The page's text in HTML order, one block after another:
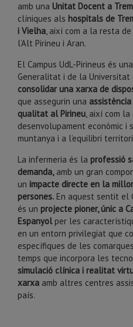
amb una Unitat Docent a
clíniques als hospitals de
i Vielha, així com a la resta
l’Alt Pirineu i Aran.
El Campus UdL-Pirineus és
Generalitat i de la
consolidar una xarxa de
que assegurin una
qualitat al Pirineu, així com
desenvolupament econòmic i
muntanya i a l’equilibri
La infermeria és la professió
demanda,amb un gran
un impacte directe en la
persones. En aquest sentit el
és un projecte pioner, únic a
Espanyolper les
en un entorn privilegiat que
específiques de les
temps que incorpora les
simulació clínica i realitat
xarxa amb altres centres
país.